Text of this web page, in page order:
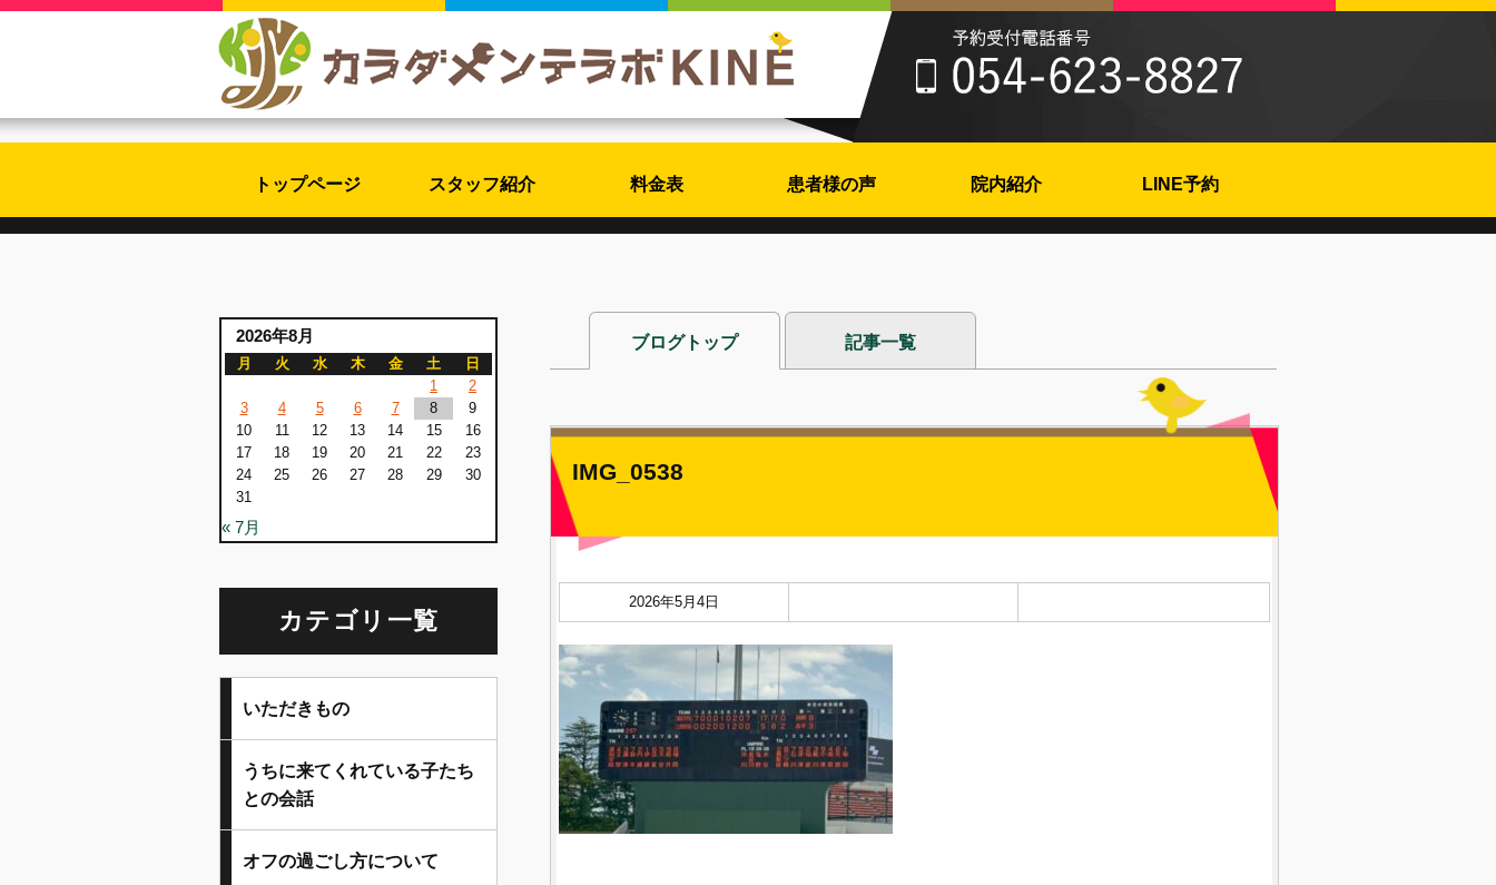
トップページ スタッフ紹介 料金表 患者様の声 院内紹介 LINE予約
ブログトップ 記事一覧
IMG_0538
2026年5月4日
2026年8月
月 火 水 木 金 土
日
1
2
3
4 5 6 7 8
9
10
11 12 13 14 15
16
17
18 19 20 21 22
23
24
25 26 27 28 29
30
31
« 7月
カテゴリ一覧
いただきもの
うちに来てくれている子たち
との会話
オフの過ごし方について